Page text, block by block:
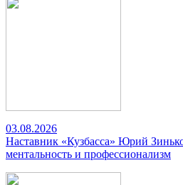
03.08.2026
Наставник «Кузбасса» Юрий
ментальность и профессионализм